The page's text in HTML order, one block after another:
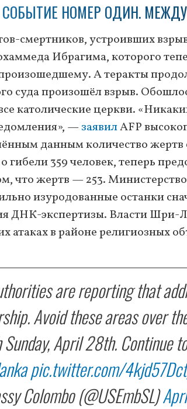
СОБЫТИЕ НОМЕР ОДИН.
смертников, устроивших
Ибрагима, которого
А теракты
суда произошёл взрыв.
католические церкви.
—заявилAFP
данным количество жертв
гибели 359 человек, теперь
что жертв — 253.
изуродованные останки
ДНК-экспертизы. Власти
атаках в районе религиозных
are reporting that
Avoid these areas over
April 28th. Continue
pic.twitter.com/
Colombo (@USEmbSL)